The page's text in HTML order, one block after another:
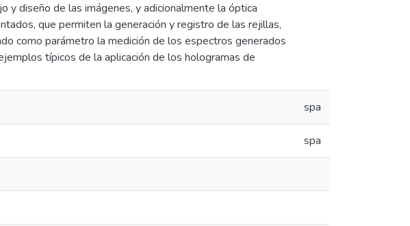
y diseño de las imágenes, y adicionalmente la óptica
que permiten la generación y registro de las rejillas,
como parámetro la medición de los espectros generados
típicos de la aplicación de los hologramas de
spa
spa